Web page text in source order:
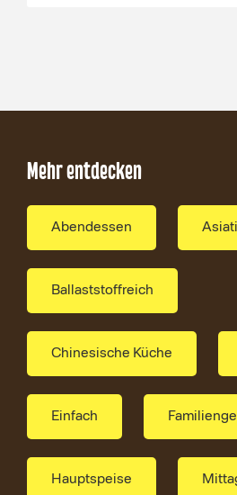
Mehr entdecken
Abendessen
Ballaststoffreich
Chinesische Küche
Einfach
Hauptspeise